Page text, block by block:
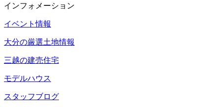
インフォメーション
イベント情報
大分の厳選土地情報
三越の建売住宅
モデルハウス
スタッフブログ